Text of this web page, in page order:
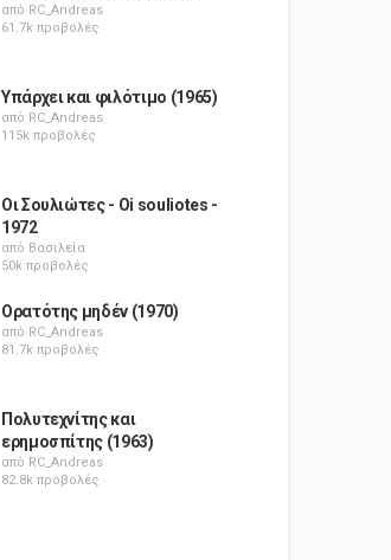
από RC_Andreas
61.7k προβολές
Υπάρχει και φιλότιμο (1965)
από RC_Andreas
115k προβολές
Οι Σουλιώτες - Oi souliotes -
1972
από Βασιλεία
50k προβολές
Ορατότης μηδέν (1970)
από RC_Andreas
81.7k προβολές
Πολυτεχνίτης και
ερημοσπίτης (1963)
από RC_Andreas
82.8k προβολές